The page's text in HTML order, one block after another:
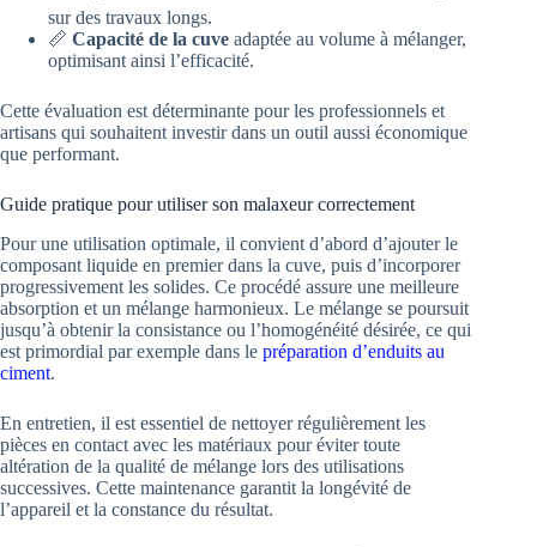
sur des travaux longs.
📏 Capacité de la cuve adaptée au volume à mélanger,
optimisant ainsi l’efficacité.
Cette évaluation est déterminante pour les professionnels et
artisans qui souhaitent investir dans un outil aussi économique
que performant.
Guide pratique pour utiliser son malaxeur correctement
Pour une utilisation optimale, il convient d’abord d’ajouter le
composant liquide en premier dans la cuve, puis d’incorporer
progressivement les solides. Ce procédé assure une meilleure
absorption et un mélange harmonieux. Le mélange se poursuit
jusqu’à obtenir la consistance ou l’homogénéité désirée, ce qui
est primordial par exemple dans le préparation d’enduits au
ciment.
En entretien, il est essentiel de nettoyer régulièrement les
pièces en contact avec les matériaux pour éviter toute
altération de la qualité de mélange lors des utilisations
successives. Cette maintenance garantit la longévité de
l’appareil et la constance du résultat.